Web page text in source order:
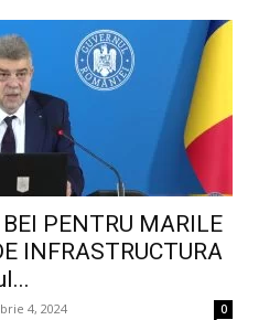
PENTRU MARILE
INFRASTRUCTURA
4, 2024 0